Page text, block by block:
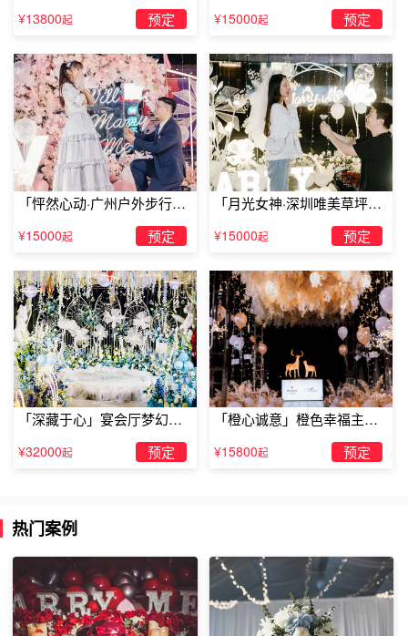
求婚策划：艰难的异国求婚
埃菲尔铁塔是巴黎著名的旅游景点，巴黎是世界有名的浪漫
之都，阿汤哥就曾经在这儿向凯蒂?霍尔姆斯求婚，所以很
多年轻人也争相效仿。浪漫归浪漫，但一定不要丢掉自己的
主见，比如你觉得在铁塔这里求婚很有意义那就继续进行;
如果你觉得这里风景一般就不要盲目追求名人的脚步，牵强
驰，但求婚是要讲究心情的，自然状态才是最好的。
婚」
¥13800起 预定 婚」
¥15000起 预定
「怦然心动·广州户外步行街
¥15000起 预定
「月光女神·深圳唯美草坪浪
¥15000起 预定
「深藏于心」宴会厅梦幻主
题求婚仪式
¥32000起 预定
「橙心诚意」橙色幸福主题
露台求婚
¥15800起 预定
热门案例